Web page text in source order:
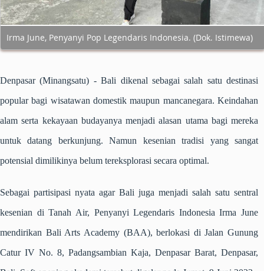
Irma June, Penyanyi Pop Legendaris Indonesia. (Dok. Istimewa)
Denpasar (Minangsatu) - Bali dikenal sebagai salah satu destinasi
popular bagi wisatawan domestik maupun mancanegara. Keindahan
alam serta kekayaan budayanya menjadi alasan utama bagi mereka
untuk datang berkunjung. Namun kesenian tradisi yang sangat
potensial dimilikinya belum tereksplorasi secara optimal.
Sebagai partisipasi nyata agar Bali juga menjadi salah satu sentral
kesenian di Tanah Air, Penyanyi Legendaris Indonesia Irma June
mendirikan Bali Arts Academy (BAA), berlokasi di Jalan Gunung
Catur IV No. 8, Padangsambian Kaja, Denpasar Barat, Denpasar,